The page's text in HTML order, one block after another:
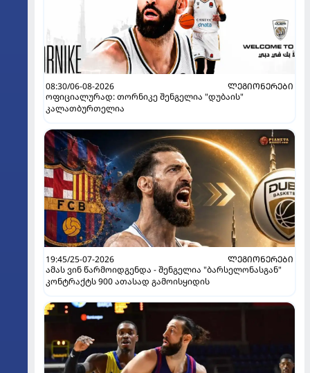
08:30/06-08-2026
ᲚᲔᲒᲘᲝᲜᲔᲠᲔᲑᲘ
ოფიციალურად: თორნიკე შენგელია "დუბაის"
კალათბურთელია
19:45/25-07-2026
ᲚᲔᲒᲘᲝᲜᲔᲠᲔᲑᲘ
ამას ვინ წარმოიდგენდა - შენგელია "ბარსელონასგან"
კონტრაქტს 900 ათასად გამოისყიდის